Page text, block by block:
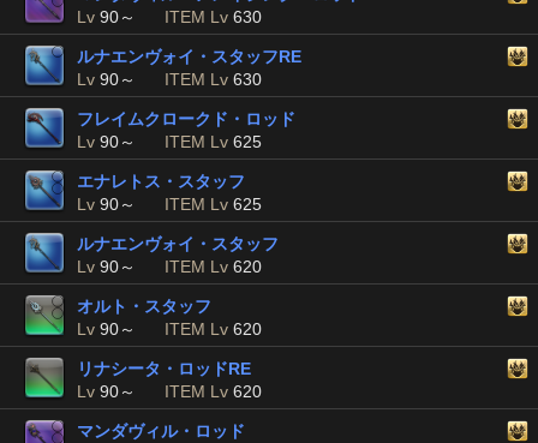
Lv 90～ ITEM Lv 630
ルナエンヴォイ・スタッフRE
Lv 90～ ITEM Lv 630
フレイムクロークド・ロッド
Lv 90～ ITEM Lv 625
エナレトス・スタッフ
Lv 90～ ITEM Lv 625
ルナエンヴォイ・スタッフ
Lv 90～ ITEM Lv 620
オルト・スタッフ
Lv 90～ ITEM Lv 620
リナシータ・ロッドRE
Lv 90～ ITEM Lv 620
マンダヴィル・ロッド